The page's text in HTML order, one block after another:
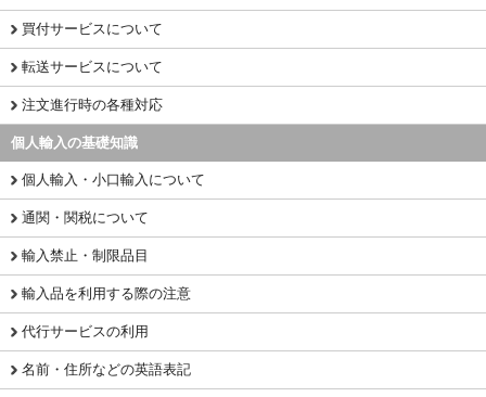
買付サービスについて
転送サービスについて
注文進行時の各種対応
個人輸入の基礎知識
個人輸入・小口輸入について
通関・関税について
輸入禁止・制限品目
輸入品を利用する際の注意
代行サービスの利用
名前・住所などの英語表記